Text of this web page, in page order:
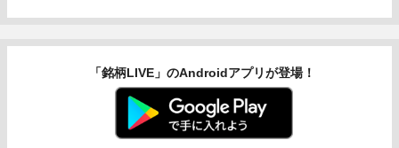
「銘柄LIVE」のAndroidアプリが登場！